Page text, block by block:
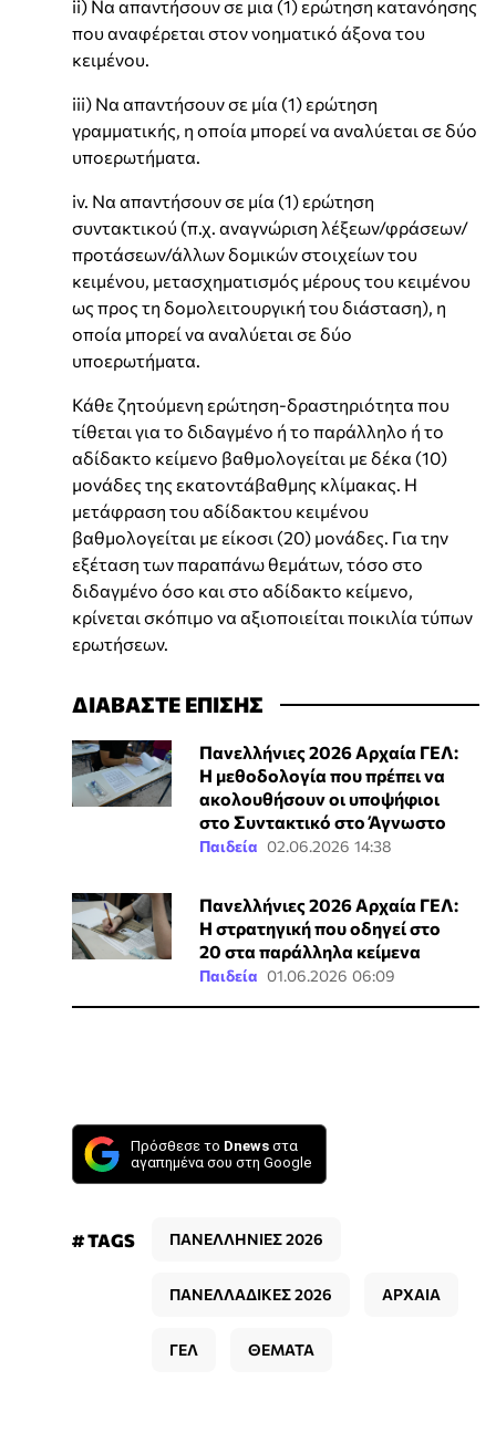
ii) Να απαντήσουν σε μια (1) ερώτηση κατανόησης
που αναφέρεται στον νοηματικό άξονα του
κειμένου.
iii) Να απαντήσουν σε μία (1) ερώτηση
γραμματικής, η οποία μπορεί να αναλύεται σε δύο
υποερωτήματα.
iv. Να απαντήσουν σε μία (1) ερώτηση
συντακτικού (π.χ. αναγνώριση λέξεων/φράσεων/
προτάσεων/άλλων δομικών στοιχείων του
κειμένου, μετασχηματισμός μέρους του κειμένου
ως προς τη δομολειτουργική του διάσταση), η
οποία μπορεί να αναλύεται σε δύο
υποερωτήματα.
Κάθε ζητούμενη ερώτηση-δραστηριότητα που
τίθεται για το διδαγμένο ή το παράλληλο ή το
αδίδακτο κείμενο βαθμολογείται με δέκα (10)
μονάδες της εκατοντάβαθμης κλίμακας. Η
μετάφραση του αδίδακτου κειμένου
βαθμολογείται με είκοσι (20) μονάδες. Για την
εξέταση των παραπάνω θεμάτων, τόσο στο
διδαγμένο όσο και στο αδίδακτο κείμενο,
κρίνεται σκόπιμο να αξιοποιείται ποικιλία τύπων
ερωτήσεων.
ΔΙΑΒΑΣΤΕ ΕΠΙΣΗΣ
Πανελλήνιες 2026 Αρχαία ΓΕΛ:
Η μεθοδολογία που πρέπει να
ακολουθήσουν οι υποψήφιοι
στο Συντακτικό στο Άγνωστο
Παιδεία 02.06.2026 14:38
Πανελλήνιες 2026 Αρχαία ΓΕΛ:
Η στρατηγική που οδηγεί στο
20 στα παράλληλα κείμενα
Παιδεία 01.06.2026 06:09
Πρόσθεσε το Dnews στα
αγαπημένα σου στη Google
# TAGS ΠΑΝΕΛΛΗΝΙΕΣ 2026
ΠΑΝΕΛΛΑΔΙΚΕΣ 2026 ΑΡΧΑΙΑ
ΓΕΛ ΘΕΜΑΤΑ